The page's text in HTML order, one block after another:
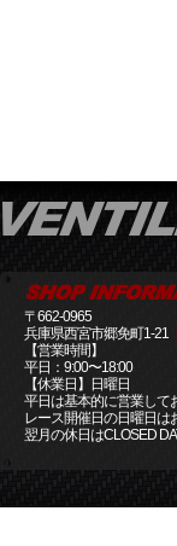
〒662-0965
兵庫県西宮市郷免町1-21
【営業時間】
平日：9:00〜18:00
【休業日】日曜日
平日は基本的に営業して
レース開催日の日曜日は
翌月の休日はCLOSED